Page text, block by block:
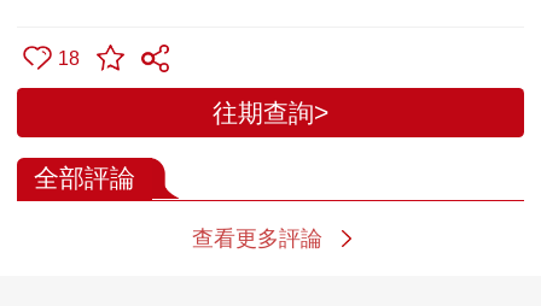
18
往期查詢>
全部評論
查看更多評論